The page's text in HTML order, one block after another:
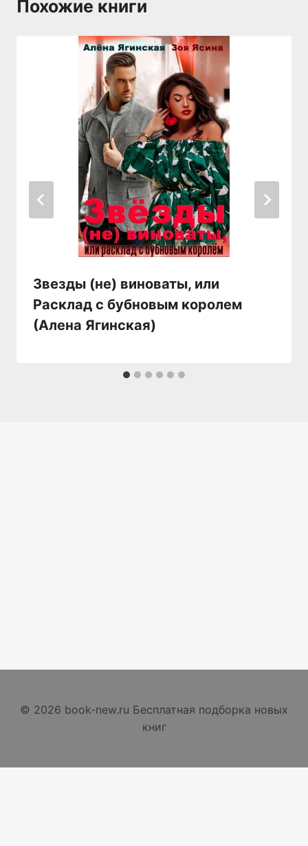
Похожие книги
Звезды (не) виноваты, или
Расклад с бубновым королем
(Алена Ягинская)
© 2026 book-new.ru Бесплатная подборка новых
книг